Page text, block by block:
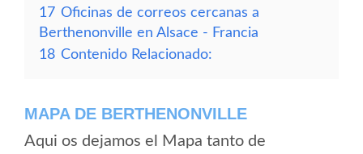
17 Oficinas de correos cercanas a
Berthenonville en Alsace - Francia
18 Contenido Relacionado:
MAPA DE BERTHENONVILLE
Aqui os dejamos el Mapa tanto de